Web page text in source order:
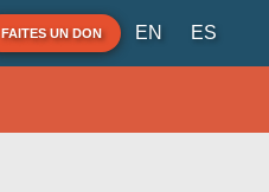
FAITES UN DON EN ES